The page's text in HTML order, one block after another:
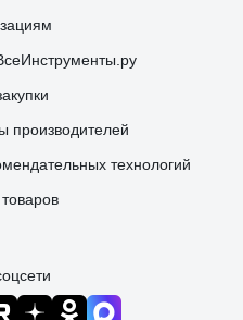
производителей
технологий